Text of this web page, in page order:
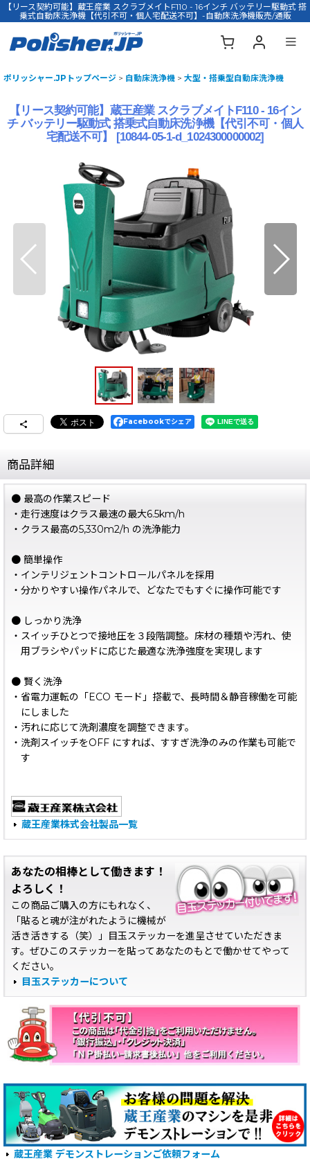
【リース契約可能】蔵王産業 スクラブメイトF110 - 16インチ バッテリー駆動式 搭
乗式自動床洗浄機【代引不可・個人宅配送不可】-自動床洗浄機販売/通販
ポリッシャー.JPトップページ > 自動床洗浄機 > 大型・搭乗型自動床洗浄機
【リース契約可能】蔵王産業 スクラブメイトF110 - 16イン
チ バッテリー駆動式 搭乗式自動床洗浄機【代引不可・個人
宅配送不可】
[10844-05-1-d_1024300000002]
Facebookでシェア
商品詳細
● 最高の作業スピード
・走行速度はクラス最速の最大6.5km/h
・クラス最高の5,330m2/h の洗浄能力
● 簡単操作
・インテリジェントコントロールパネルを採用
・分かりやすい操作パネルで、どなたでもすぐに操作可能です
● しっかり洗浄
・スイッチひとつで接地圧を３段階調整。床材の種類や汚れ、使
用ブラシやパッドに応じた最適な洗浄強度を実現します
● 賢く洗浄
・省電力運転の「ECO モード」搭載で、長時間＆静音稼働を可能
にしました
・汚れに応じて洗剤濃度を調整できます。
・洗剤スイッチをOFF にすれば、すすぎ洗浄のみの作業も可能で
す
蔵王産業株式会社製品一覧
あなたの相棒として働きます！
よろしく！
この商品ご購入の方にもれなく、
「貼ると魂が注がれたように機械が
活き活きする（笑）」目玉ステッカーを進呈させていただきま
す。ぜひこのステッカーを貼ってあなたのもとで働かせてやって
ください。
目玉ステッカーについて
蔵王産業 デモンストレーションご依頼フォーム